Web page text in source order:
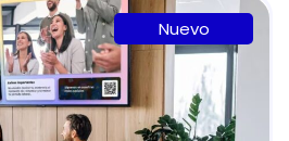
Nuevo